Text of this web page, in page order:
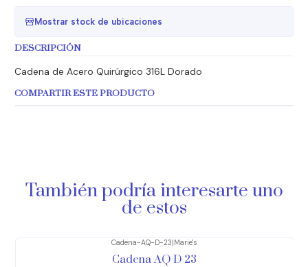
Mostrar stock de ubicaciones
DESCRIPCIÓN
Cadena de Acero Quirúrgico 316L Dorado
COMPARTIR ESTE PRODUCTO
También podría interesarte uno
de estos
Cadena-AQ-D-23|Marie's
Cadena AQ D 23